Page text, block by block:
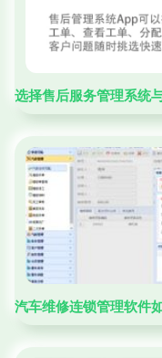
选择售后服务管理系统
汽车维修连锁管理软件